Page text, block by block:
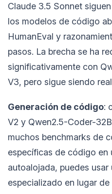
Claude 3.5 Sonnet
los modelos de código
HumanEval y
pasos. La brecha se ha
significativamente con
V3, pero sigue siendo
Generación de código:
V2 y Qwen2.5-Coder-
muchos benchmarks de
específicas de código en
autoalojada, puedes
especializado en lugar